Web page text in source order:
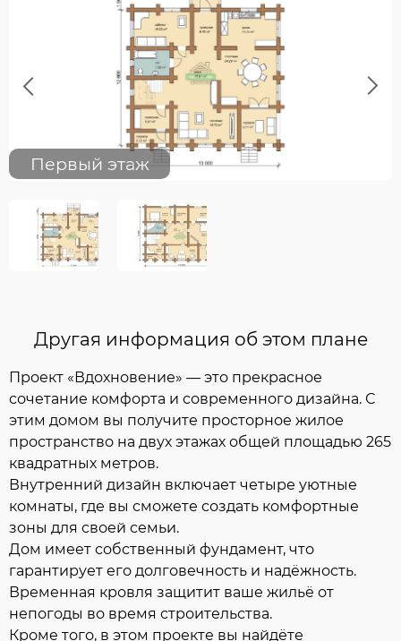
Previous
Первый этаж
Next
Другая информация об этом плане
Проект «Вдохновение» — это прекрасное
сочетание комфорта и современного дизайна. С
этим домом вы получите просторное жилое
пространство на двух этажах общей площадью 265
квадратных метров.
Внутренний дизайн включает четыре уютные
комнаты, где вы сможете создать комфортные
зоны для своей семьи.
Дом имеет собственный фундамент, что
гарантирует его долговечность и надёжность.
Временная кровля защитит ваше жильё от
непогоды во время строительства.
Кроме того, в этом проекте вы найдёте